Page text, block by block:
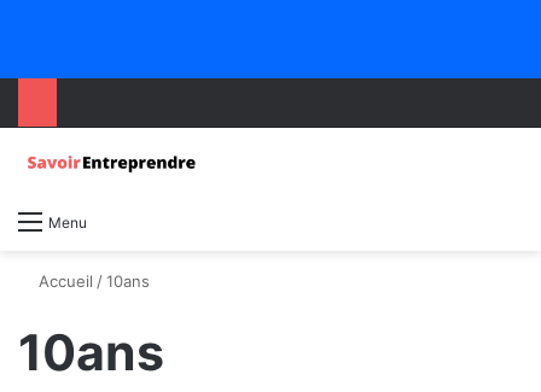
Menu
Accueil /10ans
10ans